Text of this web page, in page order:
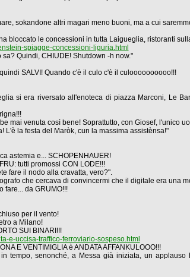
sokandone altri magari meno buoni, ma a cui
bloccato le concessioni in tutta Laigueglia, ristoranti
spiagge-concessioni-liguria.html
Quindi, CHIUDE! Shutdown -h now."
SALVI! Quando c'è il culo c'è il culoooooooooo!!!
si era riversato all'enoteca di piazza Marconi, Le
mai venuta così bene! Soprattutto, con Giosef, l'unico
L'è la festa del Maròk, cun la massima assistènsa!"
astemia e... SCHOPENHAUER!
tutti promossi CON LODE!!!
fare il nodo alla cravatta, vero?".
che cercava di convincermi che il digitale era una
fare... da GRUMO!!!
per il vento!
a Milano!
SUI BINARI!!!
e-uccisa-traffico-ferroviario-sospeso.html
E VENTIMIGLIA è ANDATA AFFANKULOOO!!!
tempo, senonché, a Messa già iniziata, un